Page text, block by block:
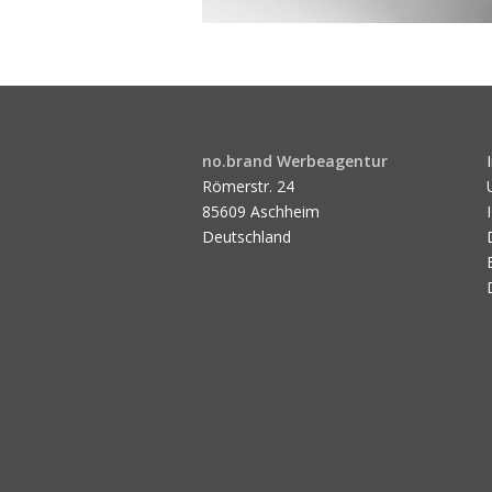
no.brand Werbeagentur
Römerstr. 24
85609 Aschheim
Deutschland